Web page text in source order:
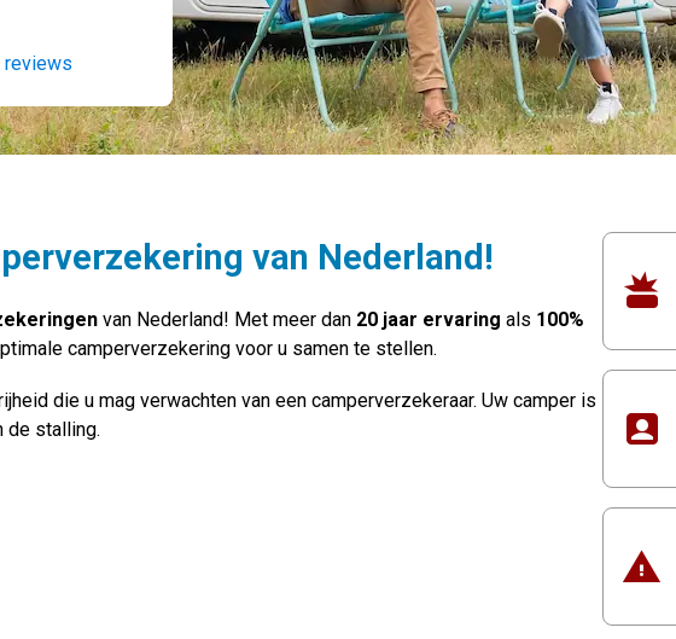
reviews
nieuw venster)
van Nederland!
van Nederland! Met meer dan 20 jaar ervaring als 100%
camperverzekering voor u samen te stellen.
die u mag verwachten van een camperverzekeraar. Uw camper is
de stalling.